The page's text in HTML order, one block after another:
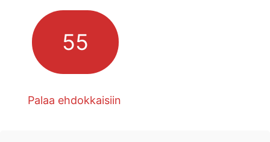
55
Palaa ehdokkaisiin